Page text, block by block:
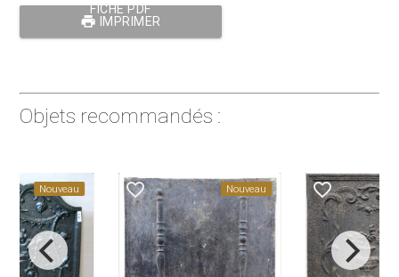
FICHE PDF
print IMPRIMER
Objets recommandés :
favorite_border Nouveau favorite_border Nouveau